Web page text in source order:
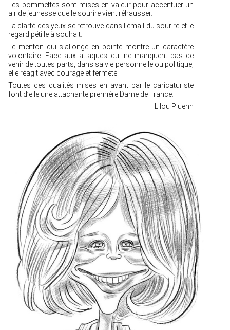
Les pommettes sont mises en valeur pour accentuer un
air de jeunesse que le sourire vient réhausser.
La clarté des yeux se retrouve dans l’émail du sourire et le
regard pétille à souhait.
Le menton qui s’allonge en pointe montre un caractère
volontaire. Face aux attaques qui ne manquent pas de
venir de toutes parts, dans sa vie personnelle ou politique,
elle réagit avec courage et fermeté.
Toutes ces qualités mises en avant par le caricaturiste
font d’elle une attachante première Dame de France.
Lilou Pluenn